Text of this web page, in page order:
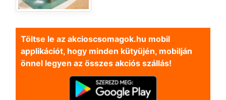
Töltse le az akcioscsomagok.hu mobil
applikációt, hogy minden kütyüjén, mobilján
önnel legyen az összes akciós szállás!